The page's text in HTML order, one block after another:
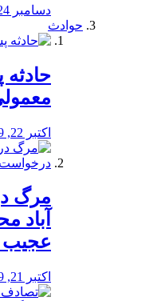
دسامبر 24, 2019
حوادث
️حادثه
اکتبر 22, 2019
مرگ
آباد
اکتبر 21, 2019